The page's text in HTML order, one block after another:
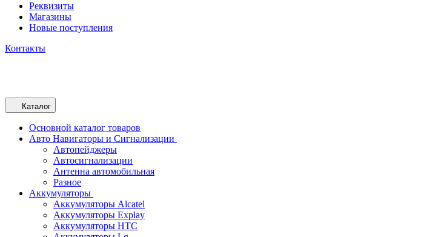
Реквизиты
Магазины
Новые поступления
Контакты
Каталог
Основной каталог товаров
Авто Навигаторы и Сигнализации
Автопейджеры
Автосигнализации
Антенна автомобильная
Разное
Аккумуляторы
Аккумуляторы Alcatel
Аккумуляторы Explay
Аккумуляторы HTC